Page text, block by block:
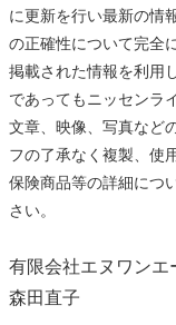
に更新を行い最新の情
の正確性について完全
掲載された情報を利用
であってもニッセンラ
文章、映像、写真など
フの了承なく複製、使
保険商品等の詳細につ
さい。
有限会社エヌワンエ
森田直子